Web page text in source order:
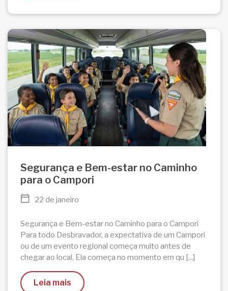
Segurança e Bem-estar no Caminho
para o Campori
22 de janeiro
Segurança e Bem-estar no Caminho para o Campori
Para todo Desbravador, a expectativa de um Campori
ou de um evento regional começa muito antes de
chegar ao local. Ela começa no momento em qu [...]
Leia mais